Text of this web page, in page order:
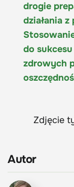
drogie
działania
do
zdrowych
Zdjęcie
Autor